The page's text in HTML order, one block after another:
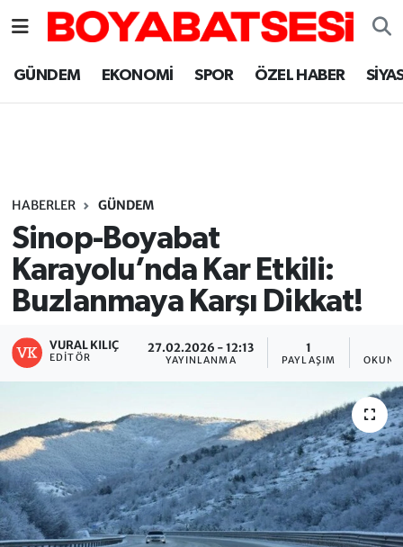
GÜNDEM EKONOMİ SPOR ÖZEL HABER
HABERLER GÜNDEM
Sinop-Boyabat
Karayolu’nda Kar Etkili:
Buzlanmaya Karşı Dikkat!
VURAL KILIÇ
EDITÖR
27.02.2026 - 12:13
YAYINLANMA
1
PAYLAŞIM
Sinop Nöbetçi Eczaneler
Sinop Trafik Yoğunluk Haritası
Süper Lig Puan Durumu ve Fikstür
Tüm Manşetler
Son Dakika Haberleri